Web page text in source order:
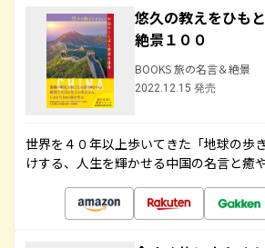
悠久の教えをひも
絶景１００
BOOKS 旅の名言＆絶景
2022.12.15 発売
世界を４０年以上歩いてきた「地球の歩
けする、人生を輝かせる中国の名言と癒